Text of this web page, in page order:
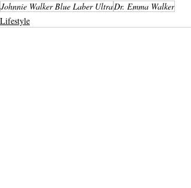
Johnnie Walker Blue Laber UltraDr. Emma Walker
Lifestyle